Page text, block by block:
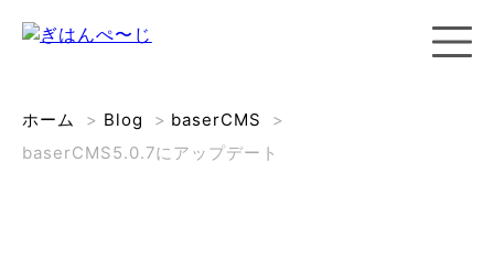
ホーム > Blog > baserCMS
>
baserCMS5.0.7にアップデート